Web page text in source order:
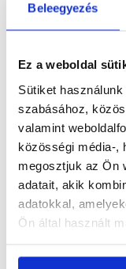
Beleegyezés
Ez a weboldal
Sütiket
szabásához,
valamint
közösségi média-,
megosztjuk az Ön
adatait, akik
adatokkal,
Ön által használt
Elolvastam
feltétleketés